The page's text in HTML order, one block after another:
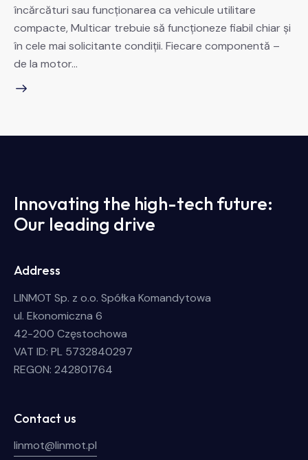
încărcături sau funcționarea ca vehicule utilitare
compacte, Multicar trebuie să funcționeze fiabil chiar și
în cele mai solicitante condiții. Fiecare componentă –
de la motor…
Innovating the high-tech future:
Our leading drive
Address
LINMOT Sp. z o.o. Spółka Komandytowa
ul. Ekonomiczna 6
42-200 Częstochowa
VAT ID: PL 5732840297
REGON: 242801764
Contact us
linmot@linmot.pl